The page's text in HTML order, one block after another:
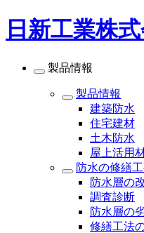
日新工業株
製品情報
製品情報
建築防水
住宅建材
土木防水
屋上活用
防水の修繕
防水層の
調査診断
防水層の
修繕工法